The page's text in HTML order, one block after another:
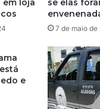
7 de maio de
e